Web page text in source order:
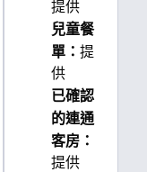
提供
兒童餐
單 ： 提
供
已確認
的連通
客房 ：
提供